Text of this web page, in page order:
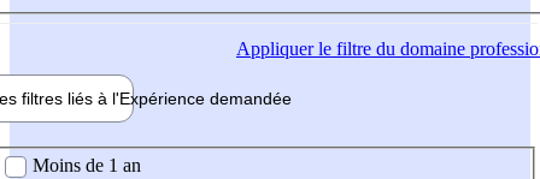
Appliquerle filtre du domaine
filtres liés à l'Expérience demandée
demandée
Moins de 1 an